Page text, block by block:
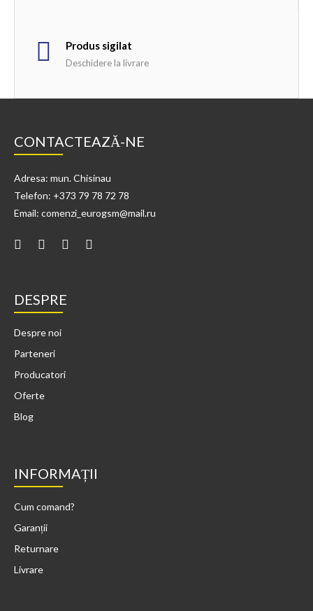
Produs sigilat
Deschidere la livrare
CONTACTEAZĂ-NE
Adresa: mun. Chisinau
Telefon: +373 79 78 72 78
Email: comenzi_eurogsm@mail.ru
DESPRE
Despre noi
Parteneri
Producatori
Oferte
Blog
INFORMAȚII
Cum comand?
Garanții
Returnare
Livrare